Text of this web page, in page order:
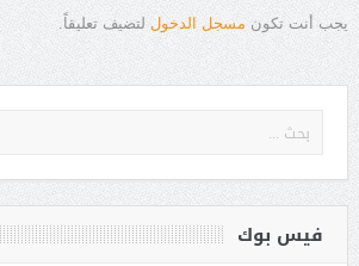
يجب أنت تكون مسجل الدخول لتضيف تعليقاً.
فيس بوك